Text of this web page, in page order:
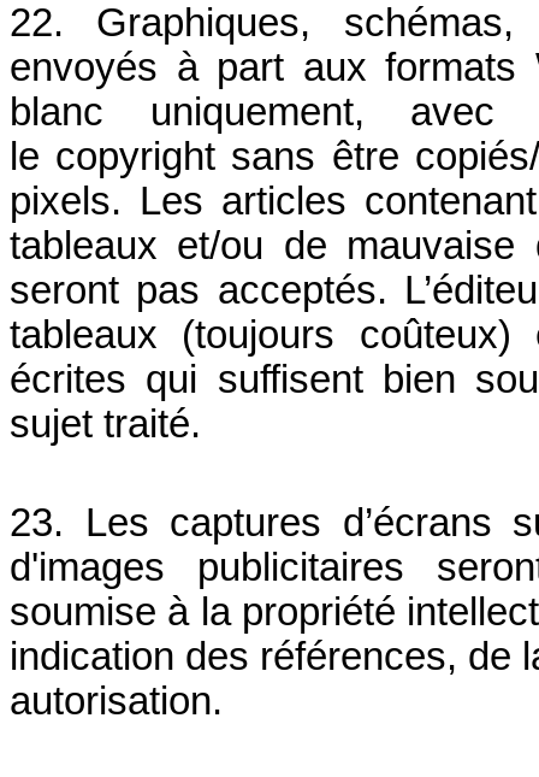
22. Graphiques,
envoyés à part aux
blanc uniquement,
le copyright sans être
pixels. Les articles
tableaux et/ou de
seront pas acceptés.
tableaux (toujours
écrites qui suffisent bien
sujet traité.
23. Les captures d’écrans
d'images publicitaires
soumise à la propriété
indication des références, de
autorisation.